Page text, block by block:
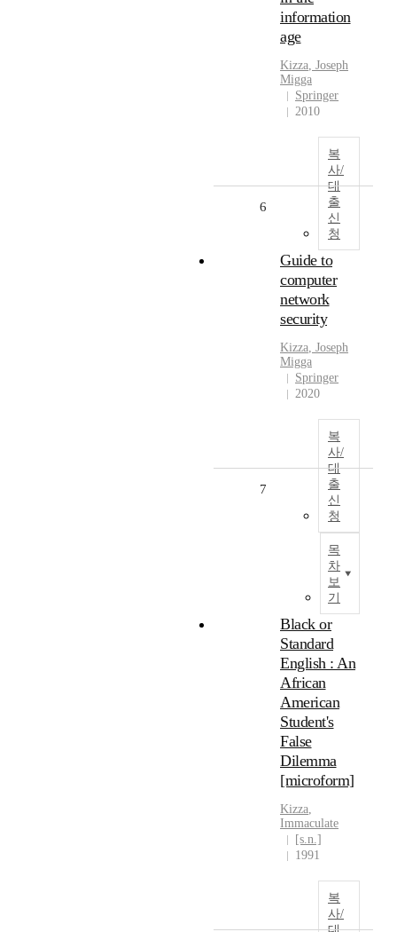
information
age
Kizza, Joseph
Migga
Springer
2010
복
사/
대
출
신
청
6
Guide to
computer
network
security
Kizza, Joseph
Migga
Springer
2020
복
사/
대
출
신
청
목
차
보
기
7
Black or
Standard
English : An
African
American
Student's
False
Dilemma
[microform]
Kizza,
Immaculate
[s.n.]
1991
복
사/